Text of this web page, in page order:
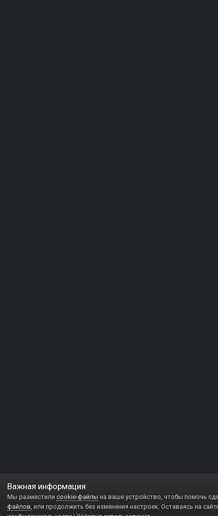
Важная информация
Мы разместили cookie-файлы на ваше устройство, чтобы помочь
файлов, или продолжить без изменения настроек. Оставаясь на